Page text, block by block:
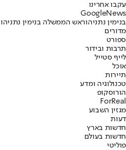
עקבו אחרינו
Googl eNews
בנימין נתניהוראש הממשלה בנימין נתניהו
מדורים
ספורט
תרבות ובידור
לייף סטייל
אוכל
תיירות
טכנולוגיה ומדע
הורוסקופ
ForReal
מגזין השבוע
דעות
חדשות בארץ
חדשות בעולם
פוליטי